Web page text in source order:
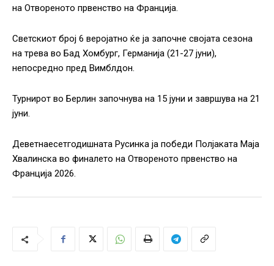
на Отвореното првенство на Франција.
Светскиот број 6 веројатно ќе ја започне својата сезона
на трева во Бад Хомбург, Германија (21-27 јуни),
непосредно пред Вимблдон.
Турнирот во Берлин започнува на 15 јуни и завршува на 21
јуни.
Деветнаесетгодишната Русинка ја победи Полјаката Маја
Хвалинска во финалето на Отвореното првенство на
Франција 2026.